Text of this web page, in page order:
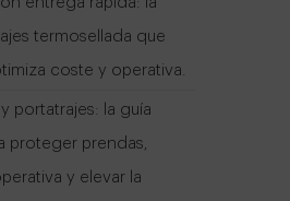
termosellada que
coste y operativa.
portatrajes: la guía
proteger prendas,
y elevar la